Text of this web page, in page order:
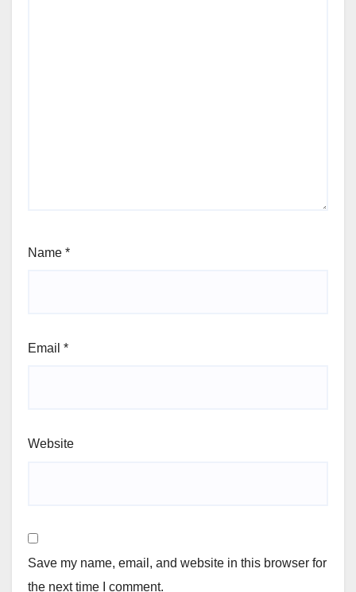
Name *
Email *
Website
Save my name, email, and website in this browser for
the next time I comment.